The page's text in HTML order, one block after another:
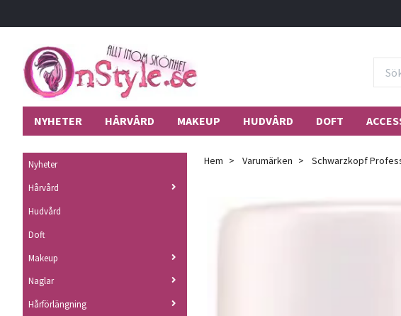
NYHETER HÅRVÅRD MAKEUP HUDVÅRD DOFT
Nyheter
Hårvård
Hudvård
Doft
Makeup
Naglar
Hårförlängning
Hem Varumärken Schwarzkopf